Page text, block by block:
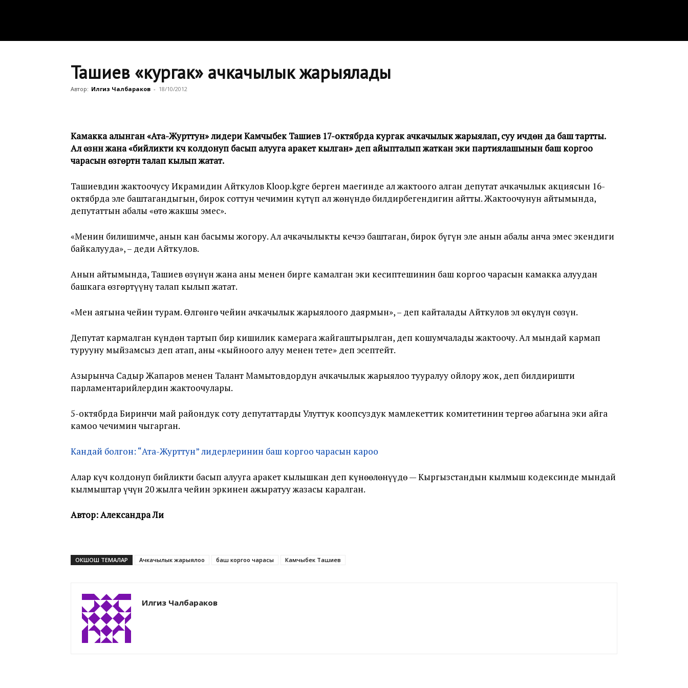
Ташиев «кургак» ачкачылык жарыялады
Автор: Илгиз Чалбараков - 18/10/2012
Камакка алынган «Ата-Журттун» лидери Камчыбек Ташиев 17-октябрда кургак ачкачылык жарыялап, суу ичүүдөн да баш тартты.
Ал өзүнүн жана «бийликти күч колдонуп басып алууга аракет кылган» деп айыпталып жаткан эки партиялашынын баш коргоо
чарасын өзгөртүүнү талап кылып жатат.
Ташиевдин жактоочусу Икрамидин Айткулов Kloop.kgге берген маегинде ал жактоого алган депутат ачкачылык акциясын 16-
октябрда эле баштагандыгын, бирок соттун чечимин күтүп ал жөнүндө билдирбегендигин айтты. Жактоочунун айтымында,
депутаттын абалы «өтө жакшы эмес».
«Менин билишимче, анын кан басымы жогору. Ал ачкачылыкты кечээ баштаган, бирок бүгүн эле анын абалы анча эмес экендиги
байкалууда», – деди Айткулов.
Анын айтымында, Ташиев өзүнүн жана аны менен бирге камалган эки кесиптешинин баш коргоо чарасын камакка алуудан
башкага өзгөртүүнү талап кылып жатат.
«Мен аягына чейин турам. Өлгөнгө чейин ачкачылык жарыялоого даярмын», – деп кайталады Айткулов эл өкүлүн сөзүн.
Депутат кармалган күндөн тартып бир кишилик камерага жайгаштырылган, деп кошумчалады жактоочу. Ал мындай кармап
турууну мыйзамсыз деп атап, аны «кыйноого алуу менен тете» деп эсептейт.
Азырынча Садыр Жапаров менен Талант Мамытовдордун ачкачылык жарыялоо тууралуу ойлору жок, деп билдиришти
парламентарийлердин жактоочулары.
5-октябрда Биринчи май райондук соту депутаттарды Улуттук коопсуздук мамлекеттик комитетинин тергөө абагына эки айга
камоо чечимин чыгарган.
Кандай болгон: “Ата-Журттун” лидерлеринин баш коргоо чарасын кароо
Алар күч колдонуп бийликти басып алууга аракет кылышкан деп күнөөлөнүүдө — Кыргызстандын кылмыш кодексинде мындай
кылмыштар үчүн 20 жылга чейин эркинен ажыратуу жазасы каралган.
Автор: Александра Ли
ОКШОШ ТЕМАЛАР Ачкачылык жарыялоо баш коргоо чарасы Камчыбек Ташиев
Илгиз Чалбараков